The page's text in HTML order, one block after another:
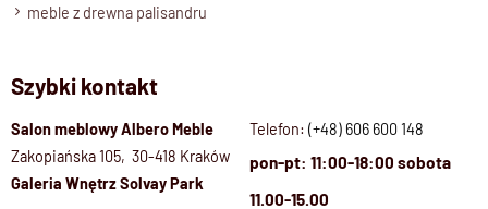
meble z drewna palisandru
Szybki kontakt
Salon meblowy Albero Meble
Zakopiańska 105, 30-418 Kraków
Galeria Wnętrz Solvay Park
Telefon: (+48) 606 600 148
pon-pt: 11:00-18:00 sobota
11.00-15.00